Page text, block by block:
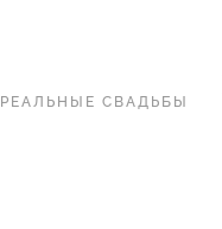
РЕАЛЬНЫЕ СВАДЬБЫ